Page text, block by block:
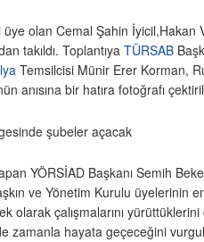
üye olan Cemal Şahin
takıldı. Toplantıya TÜRSAB
Temsilcisi Münir Erer Korman,
anısına bir hatıra fotoğrafı
şubeler açacak
yapan YÖRSİAD Başkanı Semih
ve Yönetim Kurulu
olarak çalışmalarını
zamanla hayata geçeceğini